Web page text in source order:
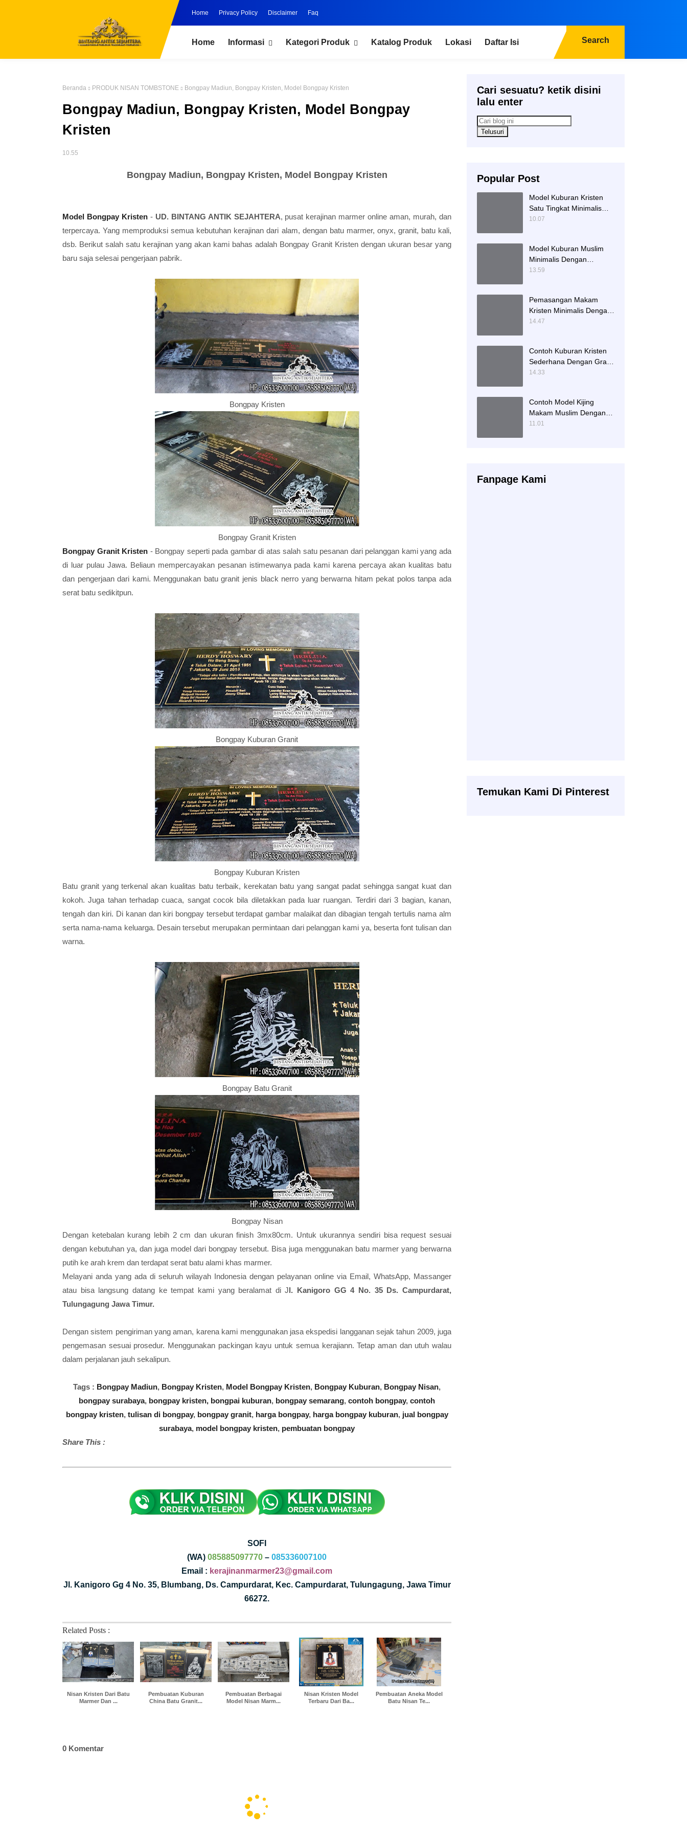
Home Privacy Policy Disclaimer Faq
Home Informasi Kategori Produk Katalog Produk Lokasi Daftar Isi Search
Beranda PRODUK NISAN TOMBSTONE Bongpay Madiun, Bongpay Kristen, Model Bongpay Kristen
Bongpay Madiun, Bongpay Kristen, Model Bongpay
Kristen
10.55
Bongpay Madiun, Bongpay Kristen, Model Bongpay Kristen
Model Bongpay Kristen- UD. BINTANG ANTIK SEJAHTERA, pusat kerajinan marmer online aman, murah, dan
terpercaya. Yang memproduksi semua kebutuhan kerajinan dari alam, dengan batu marmer, onyx, granit, batu kali,
dsb. Berikut salah satu kerajinan yang akan kami bahas adalah Bongpay Granit Kristen dengan ukuran besar yang
baru saja selesai pengerjaan pabrik.
Bongpay Kristen
Bongpay Granit Kristen
Bongpay Granit Kristen - Bongpay seperti pada gambar di atas salah satu pesanan dari pelanggan kami yang ada
di luar pulau Jawa. Beliaun mempercayakan pesanan istimewanya pada kami karena percaya akan kualitas batu
dan pengerjaan dari kami. Menggunakan batu granit jenis black nerro yang berwarna hitam pekat polos tanpa ada
serat batu sedikitpun.
Bongpay Kuburan Granit
Bongpay Kuburan Kristen
Batu granit yang terkenal akan kualitas batu terbaik, kerekatan batu yang sangat padat sehingga sangat kuat dan
kokoh. Juga tahan terhadap cuaca, sangat cocok bila diletakkan pada luar ruangan. Terdiri dari 3 bagian, kanan,
tengah dan kiri. Di kanan dan kiri bongpay tersebut terdapat gambar malaikat dan dibagian tengah tertulis nama alm
serta nama-nama keluarga. Desain tersebut merupakan permintaan dari pelanggan kami ya, beserta font tulisan dan
warna.
Bongpay Batu Granit
Bongpay Nisan
Dengan ketebalan kurang lebih 2 cm dan ukuran finish 3mx80cm. Untuk ukurannya sendiri bisa request sesuai
dengan kebutuhan ya, dan juga model dari bongpay tersebut. Bisa juga menggunakan batu marmer yang berwarna
putih ke arah krem dan terdapat serat batu alami khas marmer.
Melayani anda yang ada di seluruh wilayah Indonesia dengan pelayanan online via Email, WhatsApp, Massanger
atau bisa langsung datang ke tempat kami yang beralamat di Jl. Kanigoro GG 4 No. 35 Ds. Campurdarat,
Tulungagung Jawa Timur.
Dengan sistem pengiriman yang aman, karena kami menggunakan jasa ekspedisi langganan sejak tahun 2009, juga
pengemasan sesuai prosedur. Menggunakan packingan kayu untuk semua kerajiann. Tetap aman dan utuh walau
dalam perjalanan jauh sekalipun.
Tags : Bongpay Madiun, Bongpay Kristen, Model Bongpay Kristen, Bongpay Kuburan, Bongpay Nisan,
bongpay surabaya, bongpay kristen, bongpai kuburan, bongpay semarang, contoh bongpay, contoh
bongpay kristen, tulisan di bongpay, bongpay granit, harga bongpay, harga bongpay kuburan, jual bongpay
surabaya, model bongpay kristen, pembuatan bongpay
Share This :
SOFI
(WA) 085885097770 – 085336007100
Email : kerajinanmarmer23@gmail.com
Jl. Kanigoro Gg 4 No. 35, Blumbang, Ds. Campurdarat, Kec. Campurdarat, Tulungagung, Jawa Timur
66272.
Related Posts :
Nisan Kristen Dari Batu
Marmer Dan ...
Pembuatan Kuburan
China Batu Granit...
Pembuatan Berbagai
Model Nisan Marm...
Nisan Kristen Model
Terbaru Dari Ba...
Pembuatan Aneka Model
Batu Nisan Te...
0 Komentar
Cari sesuatu? ketik disini
lalu enter
Popular Post
Model Kuburan Kristen
Satu Tingkat Minimalis
Dengan Nisan Kotak
10.07
Model Kuburan Muslim
Minimalis Dengan
Kaligrafi dan Tempat
13.59
Pemasangan Makam
Kristen Minimalis Dengan
Batu Granit Hitam
14.47
Contoh Kuburan Kristen
Sederhana Dengan Granit
Hitam
14.33
Contoh Model Kijing
Makam Muslim Dengan
Nisan Patok Pipih
11.01
Fanpage Kami
Temukan Kami Di Pinterest